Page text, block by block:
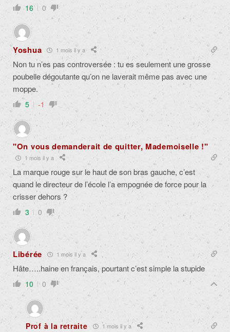
16 0
Yoshua 1 mois il y a
Non tu n’es pas controversée : tu es seulement une grosse
poubelle dégoutante qu’on ne laverait même pas avec une
moppe.
5 -1
"On vous demanderait de quitter, Mademoiselle !"
1 mois il y a
La marque rouge sur le haut de son bras gauche, c’est
quand le directeur de l’école l’a empognée de force pour la
crisser dehors ?
3 0
Libérée 1 mois il y a
Hâte…..haine en français, pourtant c’est simple la stupide
10 0
Prof à la retraite 1 mois il y a